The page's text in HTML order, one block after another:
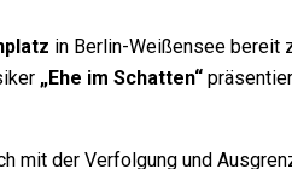
in Berlin-Weißensee bereit
„Ehe im Schatten“
mit der Verfolgung und